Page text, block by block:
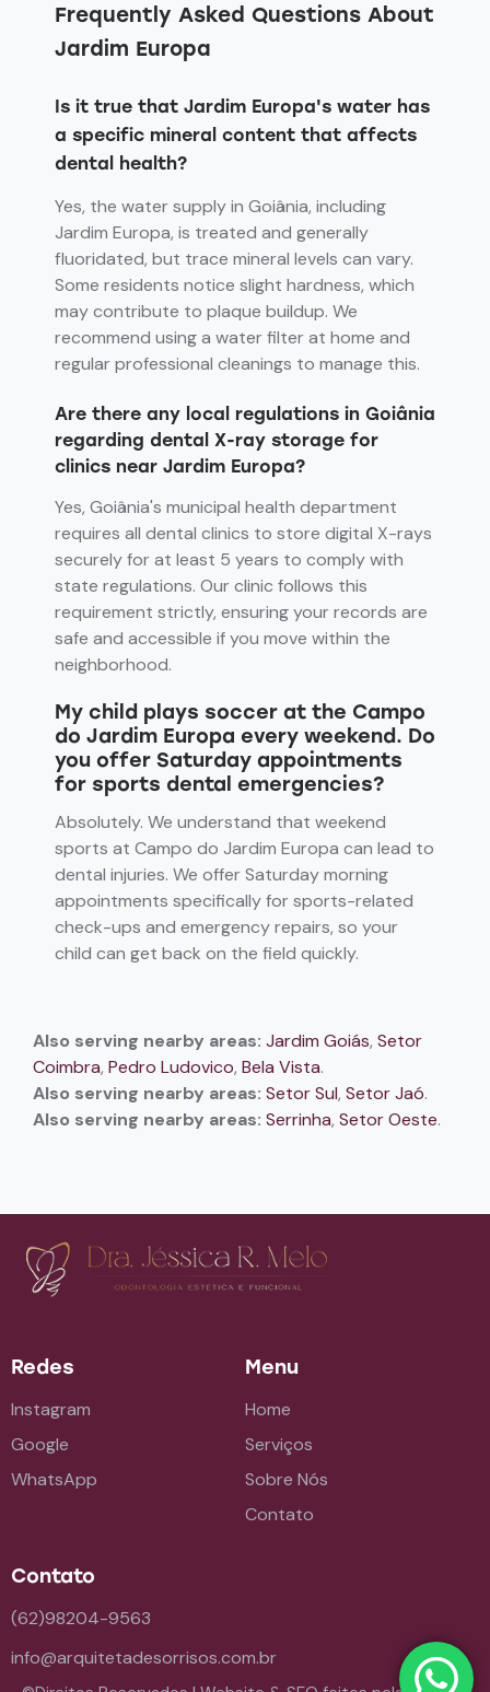
Frequently Asked Questions About
Jardim Europa
Is it true that Jardim Europa's water has
a specific mineral content that affects
dental health?
Yes, the water supply in Goiânia, including
Jardim Europa, is treated and generally
fluoridated, but trace mineral levels can vary.
Some residents notice slight hardness, which
may contribute to plaque buildup. We
recommend using a water filter at home and
regular professional cleanings to manage this.
Are there any local regulations in Goiânia
regarding dental X-ray storage for
clinics near Jardim Europa?
Yes, Goiânia's municipal health department
requires all dental clinics to store digital X-rays
securely for at least 5 years to comply with
state regulations. Our clinic follows this
requirement strictly, ensuring your records are
safe and accessible if you move within the
neighborhood.
My child plays soccer at the Campo
do Jardim Europa every weekend. Do
you offer Saturday appointments
for sports dental emergencies?
Absolutely. We understand that weekend
sports at Campo do Jardim Europa can lead to
dental injuries. We offer Saturday morning
appointments specifically for sports-related
check-ups and emergency repairs, so your
child can get back on the field quickly.
Also serving nearby areas: Jardim Goiás, Setor
Coimbra, Pedro Ludovico, Bela Vista.
Also serving nearby areas: Setor Sul, Setor Jaó.
Also serving nearby areas: Serrinha, Setor Oeste.
Redes
Instagram
Google
WhatsApp
Menu
Home
Serviços
Sobre Nós
Contato
Contato
(62)98204-9563
info@arquitetadesorrisos.com.br